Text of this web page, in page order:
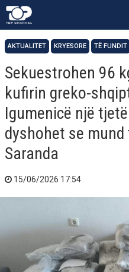
AKTUALITET KRYESORE TË FUNDIT
Sekuestrohen 96
kufirin greko-
Igumenicë një
dyshohet se
Saranda
15/06/2026 17:54